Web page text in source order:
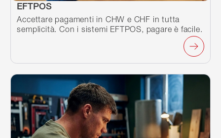
EFTPOS
Accettare pagamenti in CHW e CHF in tutta
semplicità. Con i sistemi EFTPOS, pagare è facile.